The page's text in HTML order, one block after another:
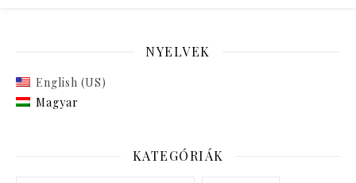
NYELVEK
English (US)
Magyar
KATEGÓRIÁK